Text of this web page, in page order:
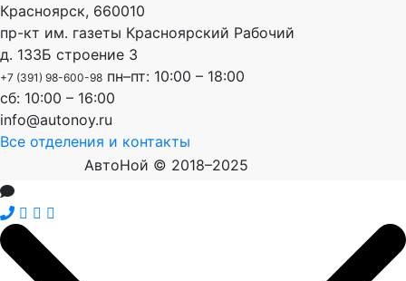
Красноярск, 660010
пр-кт им. газеты Красноярский Рабочий
д. 133Б строение 3
+7 (391) 98-600-98 пн–пт: 10:00 – 18:00
сб: 10:00 – 16:00
info@autonoy.ru
Все отделения и контакты
АвтоНой © 2018–2025